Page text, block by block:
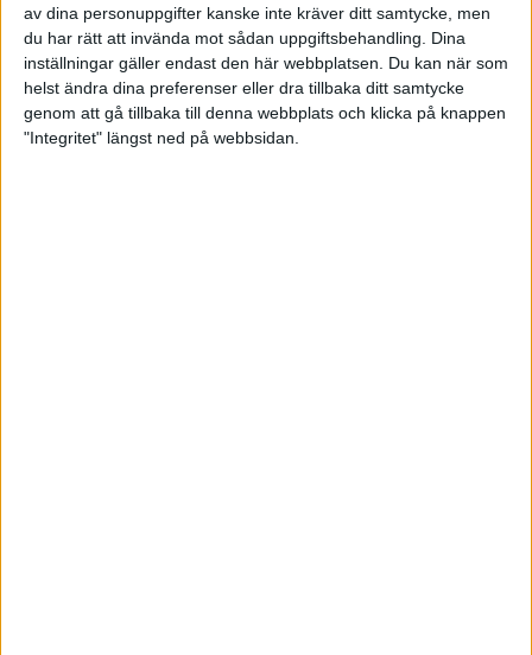
av dina personuppgifter kanske inte kräver ditt samtycke, men
du har rätt att invända mot sådan uppgiftsbehandling. Dina
inställningar gäller endast den här webbplatsen. Du kan när som
helst ändra dina preferenser eller dra tillbaka ditt samtycke
genom att gå tillbaka till denna webbplats och klicka på knappen
"Integritet" längst ned på webbsidan.
Linus Wirén 04 september 2022 15:32
Sponsorer och samarbetspartners